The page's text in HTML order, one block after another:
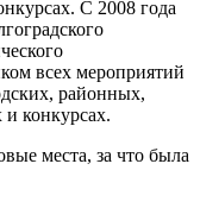
С 2008 года
всех мероприятий
районных,
и конкурсах.
места, за что была